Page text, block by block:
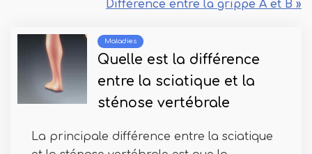
Différence entre la grippe A et B »
Maladies
Quelle est la différence
entre la sciatique et la
sténose vertébrale
La principale différence entre la sciatique